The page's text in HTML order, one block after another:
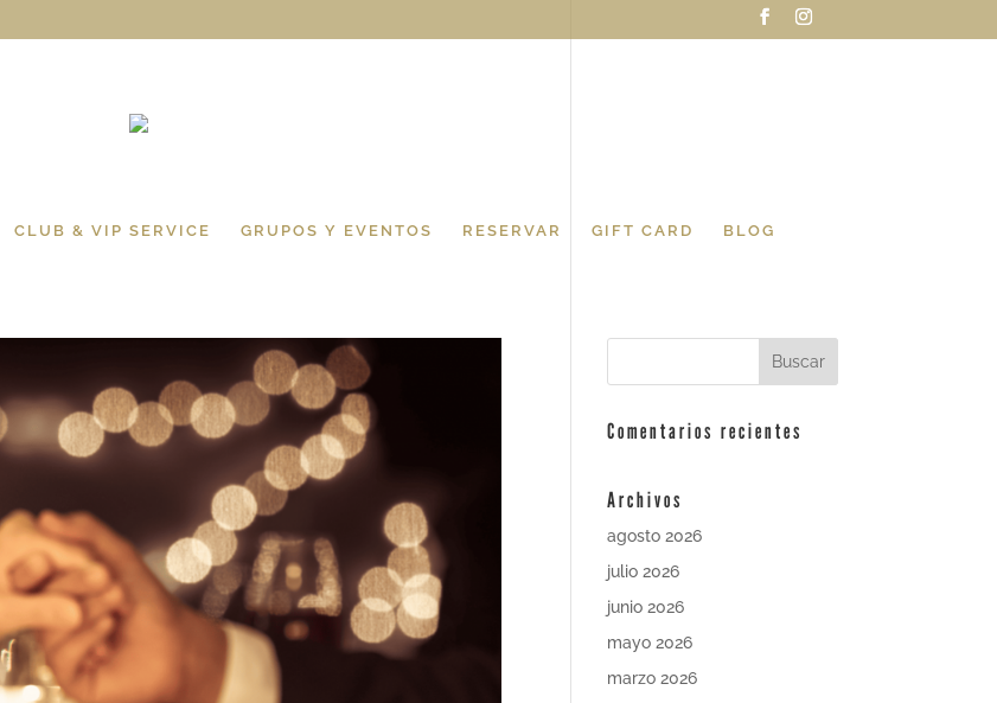
CLUB & VIP SERVICE GRUPOS Y EVENTOS RESERVAR GIFT CARD BLOG
Comentarios recientes
Archivos
agosto 2026
julio 2026
junio 2026
mayo 2026
marzo 2026